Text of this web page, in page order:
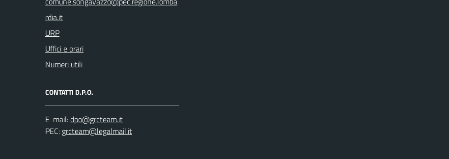
URP
Uffici e orari
Numeri utili
CONTATTI D.P.O.
E-mail:
PEC: